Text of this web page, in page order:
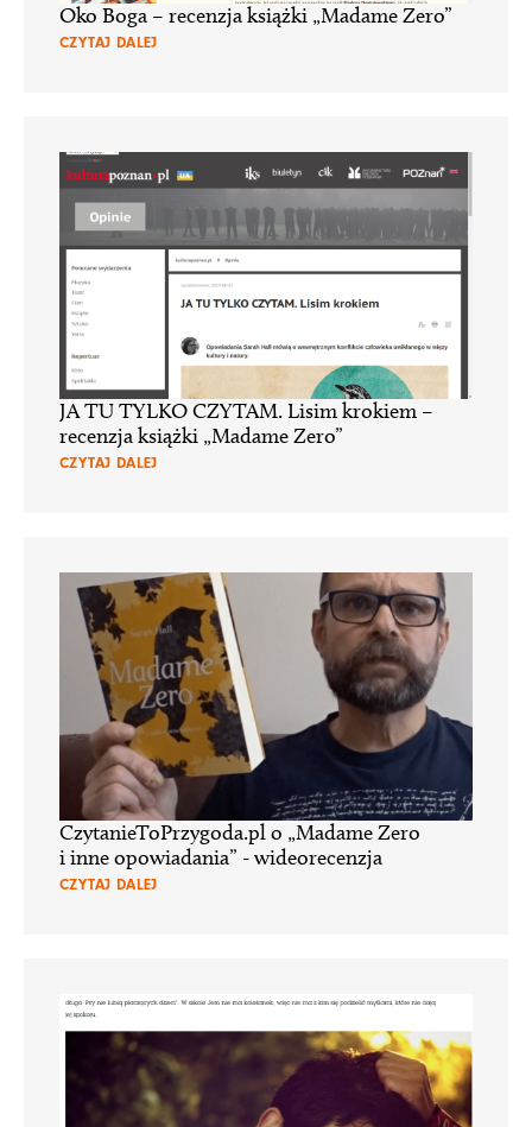
Oko Boga – recenzja książki „Madame Zero”
CZYTAJ DALEJ
JA TU TYLKO CZYTAM. Lisim krokiem –
recenzja książki „Madame Zero”
CZYTAJ DALEJ
CzytanieToPrzygoda.pl o „Madame Zero
i inne opowiadania” - wideorecenzja
CZYTAJ DALEJ